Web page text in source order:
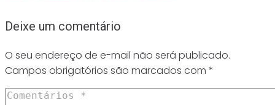
Deixe um comentário
O seu endereço de e-mail não será publicado.
Campos obrigatórios são marcados com *